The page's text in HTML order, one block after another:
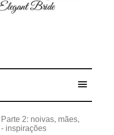
- inspirações